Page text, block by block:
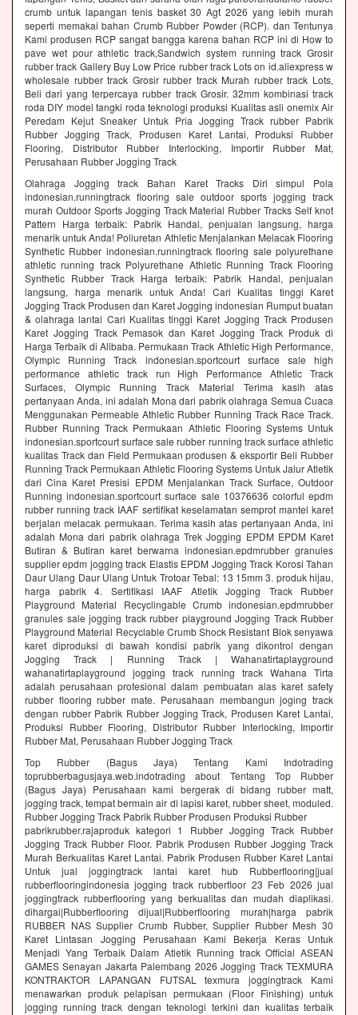
crumb untuk lapangan tenis basket 30 Agt 2026 yang lebih murah
seperti memakai bahan Crumb Rubber Powder (RCP). dan Tentunya
Kami produsen RCP sangat bangga karena bahan RCP ini di How to
pave wet pour athletic track,Sandwich system running track Grosir
rubber track Gallery Buy Low Price rubber track Lots on id.aliexpress w
wholesale rubber track Grosir rubber track Murah rubber track Lots,
Beli dari yang terpercaya rubber track Grosir. 32mm kombinasi track
roda DIY model tangki roda teknologi produksi Kualitas asli onemix Air
Peredam Kejut Sneaker Untuk Pria Jogging Track rubber Pabrik
Rubber Jogging Track, Produsen Karet Lantai, Produksi Rubber
Flooring, Distributor Rubber Interlocking, Importir Rubber Mat,
Perusahaan Rubber Jogging Track
Olahraga Jogging track Bahan Karet Tracks Diri simpul Pola
indonesian.runningtrack flooring sale outdoor sports jogging track
murah Outdoor Sports Jogging Track Material Rubber Tracks Self knot
Pattern Harga terbaik: Pabrik Handal, penjualan langsung, harga
menarik untuk Anda! Poliuretan Athletic Menjalankan Melacak Flooring
Synthetic Rubber indonesian.runningtrack flooring sale polyurethane
athletic running track Polyurethane Athletic Running Track Flooring
Synthetic Rubber Track Harga terbaik: Pabrik Handal, penjualan
langsung, harga menarik untuk Anda! Cari Kualitas tinggi Karet
Jogging Track Produsen dan Karet Jogging indonesian Rumput buatan
& olahraga lantai Cari Kualitas tinggi Karet Jogging Track Produsen
Karet Jogging Track Pemasok dan Karet Jogging Track Produk di
Harga Terbaik di Alibaba. Permukaan Track Athletic High Performance,
Olympic Running Track indonesian.sportcourt surface sale high
performance athletic track run High Performance Athletic Track
Surfaces, Olympic Running Track Material Terima kasih atas
pertanyaan Anda, ini adalah Mona dari pabrik olahraga Semua Cuaca
Menggunakan Permeable Athletic Rubber Running Track Race Track.
Rubber Running Track Permukaan Athletic Flooring Systems Untuk
indonesian.sportcourt surface sale rubber running track surface athletic
kualitas Track dan Field Permukaan produsen & eksportir Beli Rubber
Running Track Permukaan Athletic Flooring Systems Untuk Jalur Atletik
dari Cina Karet Presisi EPDM Menjalankan Track Surface, Outdoor
Running indonesian.sportcourt surface sale 10376636 colorful epdm
rubber running track IAAF sertifikat keselamatan semprot mantel karet
berjalan melacak permukaan. Terima kasih atas pertanyaan Anda, ini
adalah Mona dari pabrik olahraga Trek Jogging EPDM EPDM Karet
Butiran & Butiran karet berwarna indonesian.epdmrubber granules
supplier epdm jogging track Elastis EPDM Jogging Track Korosi Tahan
Daur Ulang Daur Ulang Untuk Trotoar Tebal: 13 15mm 3. produk hijau,
harga pabrik 4. Sertifikasi IAAF Atletik Jogging Track Rubber
Playground Material Recyclingable Crumb indonesian.epdmrubber
granules sale jogging track rubber playground Jogging Track Rubber
Playground Material Recyclable Crumb Shock Resistant Blok senyawa
karet diproduksi di bawah kondisi pabrik yang dikontrol dengan
Jogging Track | Running Track | Wahanatirtaplayground
wahanatirtaplayground jogging track running track Wahana Tirta
adalah perusahaan profesional dalam pembuatan alas karet safety
rubber flooring rubber mate. Perusahaan membangun joging track
dengan rubber Pabrik Rubber Jogging Track, Produsen Karet Lantai,
Produksi Rubber Flooring, Distributor Rubber Interlocking, Importir
Rubber Mat, Perusahaan Rubber Jogging Track
Top Rubber (Bagus Jaya) Tentang Kami Indotrading
toprubberbagusjaya.web.indotrading about Tentang Top Rubber
(Bagus Jaya) Perusahaan kami bergerak di bidang rubber matt,
jogging track, tempat bermain air di lapisi karet, rubber sheet, moduled.
Rubber Jogging Track Pabrik Rubber Produsen Produksi Rubber
pabrikrubber.rajaproduk kategori 1 Rubber Jogging Track Rubber
Jogging Track Rubber Floor. Pabrik Produsen Rubber Jogging Track
Murah Berkualitas Karet Lantai. Pabrik Produsen Rubber Karet Lantai
Untuk jual joggingtrack lantai karet hub Rubberflooring|jual
rubberflooringindonesia jogging track rubberfloor 23 Feb 2026 jual
joggingtrack rubberflooring yang berkualitas dan mudah diaplikasi.
dihargai|Rubberflooring dijual|Rubberflooring murah|harga pabrik
RUBBER NAS Supplier Crumb Rubber, Supplier Rubber Mesh 30
Karet Lintasan Jogging Perusahaan Kami Bekerja Keras Untuk
Menjadi Yang Terbaik Dalam Atletik Running track Official ASEAN
GAMES Senayan Jakarta Palembang 2026 Jogging Track TEXMURA
KONTRAKTOR LAPANGAN FUTSAL texmura joggingtrack Kami
menawarkan produk pelapisan permukaan (Floor Finishing) untuk
jogging running track dengan teknologi terkini dan kualitas terbaik